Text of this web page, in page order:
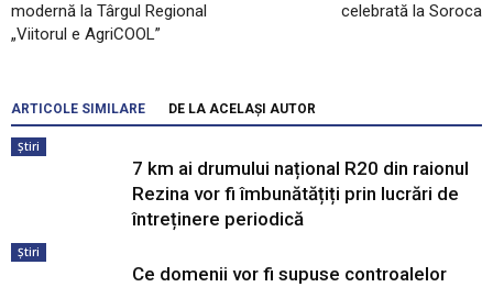
modernă la Târgul Regional
„Viitorul e AgriCOOL”
celebrată la Soroca
ARTICOLE SIMILARE DE LA ACELAȘI AUTOR
Știri
7 km ai drumului național R20 din raionul
Rezina vor fi îmbunătățiți prin lucrări de
întreținere periodică
Știri
Ce domenii vor fi supuse controalelor